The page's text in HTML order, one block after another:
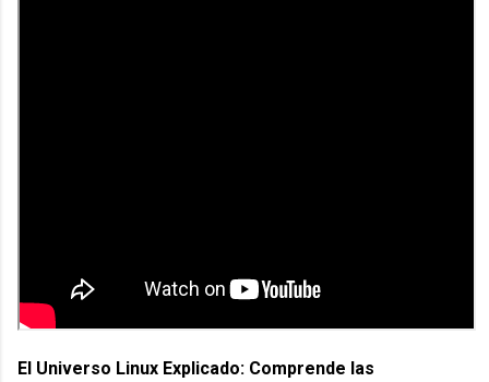
El Universo Linux Explicado: Comprende las